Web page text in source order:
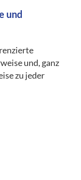
und
und, ganz
zu jeder